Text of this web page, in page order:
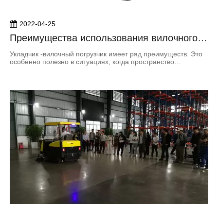
2022-04-25
Преимущества использования вилочного
погрузчика с укладка
Укладчик -вилочный погрузчик имеет ряд преимуществ. Это
особенно полезно в ситуациях, когда пространство
предназначены для поддержки специальных режимов
скорости полки для Lifti